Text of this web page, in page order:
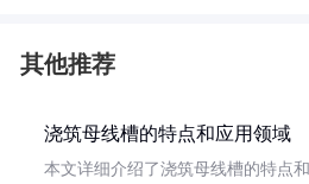
其他推荐
浇筑母线槽的特点和应用领域
本文详细介绍了浇筑母线槽的特点和